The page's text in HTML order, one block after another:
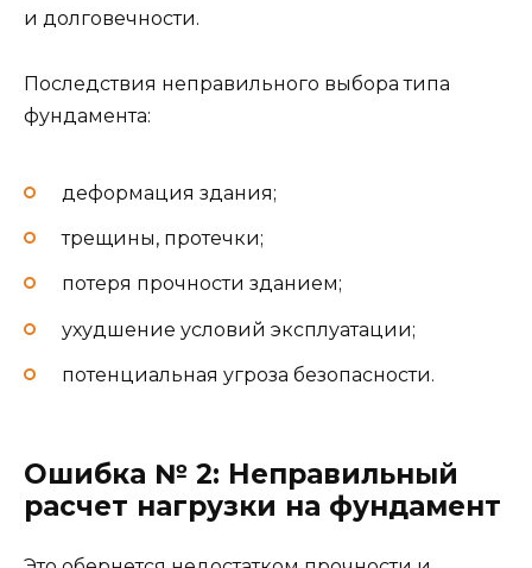
и долговечности.
Последствия неправильного выбора типа
фундамента:
деформация здания;
трещины, протечки;
потеря прочности зданием;
ухудшение условий эксплуатации;
потенциальная угроза безопасности.
Ошибка № 2: Неправильный
расчет нагрузки на фундамент